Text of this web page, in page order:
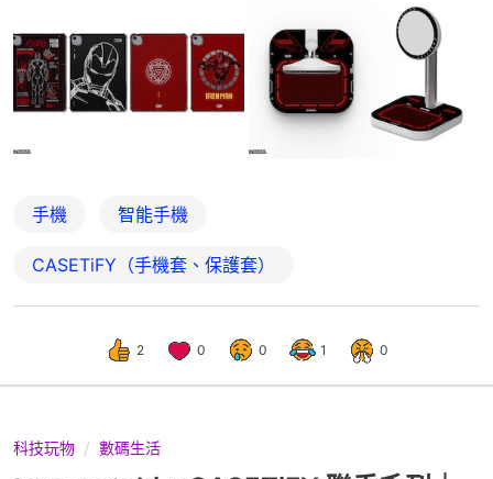
手機 智能手機
CASETiFY（手機套、保護套）
2 0 0 1 0
科技玩物 數碼生活